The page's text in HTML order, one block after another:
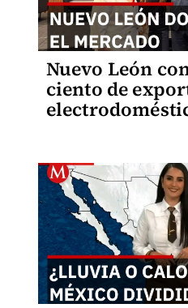
Nuevo León
ciento de